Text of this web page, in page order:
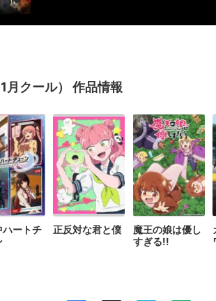
クール） 作品情報
ハートチ
正反対な君と僕
魔王の娘は優し
すぎる!!